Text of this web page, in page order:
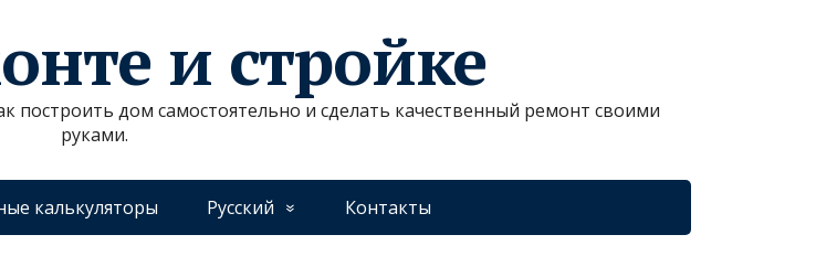
и стройке
построить дом самостоятельно и сделать качественный ремонт своими
руками.
калькуляторы Русский Контакты